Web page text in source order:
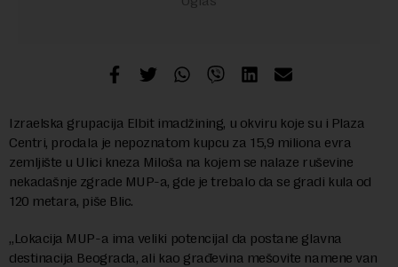
Izraelska grupacija Elbit imadžining, u okviru koje su i Plaza
Centri, prodala je nepoznatom kupcu za 15,9 miliona evra
zemljište u Ulici kneza Miloša na kojem se nalaze ruševine
nekadašnje zgrade MUP-a, gde je trebalo da se gradi kula od
120 metara, piše Blic.
„Lokacija MUP-a ima veliki potencijal da postane glavna
destinacija Beograda, ali kao građevina mešovite namene van